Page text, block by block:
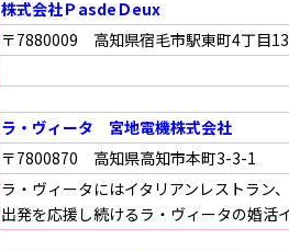
株式会社ＰasdeＤeux
〒7880009 高知県宿毛市駅東町4丁目
ラ・ヴィータ 宮地電機株式会社
〒7800870 高知県高知市本町3-3-1
ラ・ヴィータにはイタリアンレストラン
出発を応援し続けるラ・ヴィータの婚活